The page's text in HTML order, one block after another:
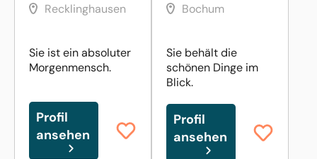
Recklinghausen
Sie ist ein absoluter
Morgenmensch.
Profil
ansehen
Bochum
Sie behält die
schönen Dinge im
Blick.
Profil
ansehen